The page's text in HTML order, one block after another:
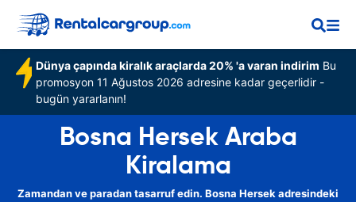
Dünya çapında kiralık araçlarda 20% 'a varan indirim Bu
promosyon 11 Ağustos 2026 adresine kadar geçerlidir -
bugün yararlanın!
Bosna Hersek Araba
Kiralama
Zamandan ve paradan tasarruf edin. Bosna Hersek adresindeki